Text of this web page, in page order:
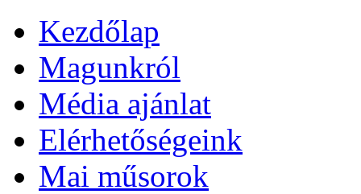
Kezdőlap
Magunkról
Média ajánlat
Elérhetőségeink
Mai műsorok